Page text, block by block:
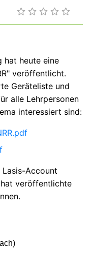
hat heute eine
veröffentlicht.
Geräteliste und
alle Lehrpersonen
interessiert sind:
Account
veröffentlichte